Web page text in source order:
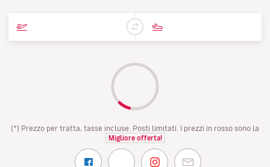
(*) Prezzo per tratta, tasse incluse. Posti limitati. I prezzi in rosso sono la
Migliore offerta!